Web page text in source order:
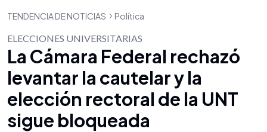
TENDENCIA DE NOTICIAS Política
ELECCIONES UNIVERSITARIAS
La Cámara Federal rechazó
levantar la cautelar y la
elección rectoral de la UNT
sigue bloqueada